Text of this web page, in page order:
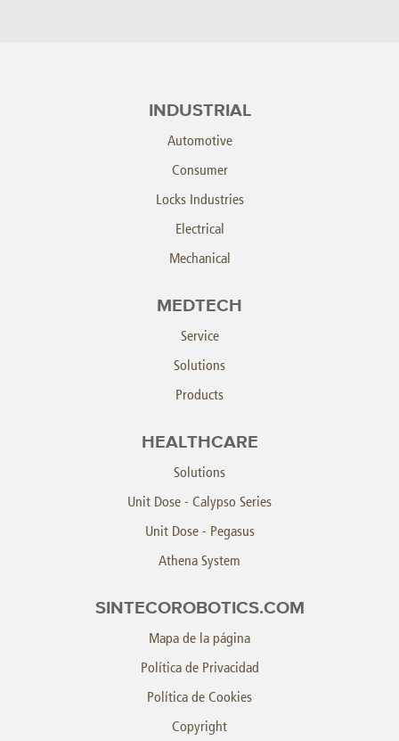
INDUSTRIAL
Automotive
Consumer
Locks Industries
Electrical
Mechanical
MEDTECH
Service
Solutions
Products
HEALTHCARE
Solutions
Unit Dose - Calypso Series
Unit Dose - Pegasus
Athena System
SINTECOROBOTICS.COM
Mapa de la página
Política de Privacidad
Política de Cookies
Copyright